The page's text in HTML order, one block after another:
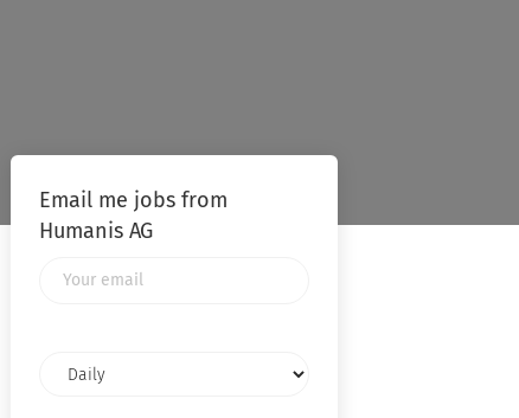
Email me jobs from
Humanis AG
frequency